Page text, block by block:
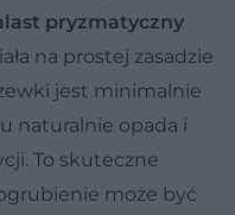
pryzmatyczny
na prostej zasadzie
jest minimalnie
naturalnie opada i
To skuteczne
może być